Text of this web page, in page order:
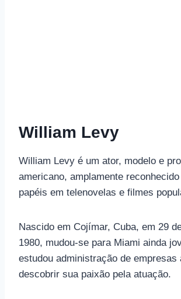
William Levy
William Levy é um ator, modelo e
americano, amplamente
papéis em telenovelas e filmes
Nascido em Cojímar, Cuba, em 29
1980, mudou-se para Miami ainda
estudou administração de empresas
descobrir sua paixão pela atuação.